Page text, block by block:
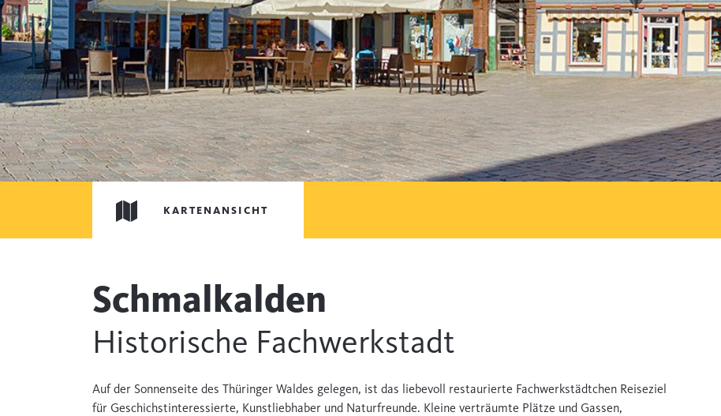
KARTENANSICHT
Schmalkalden
Historische Fachwerkstadt
Auf der Sonnenseite des Thüringer Waldes gelegen, ist das liebevoll restaurierte Fachwerkstädtchen Reiseziel
für Geschichstinteressierte, Kunstliebhaber und Naturfreunde. Kleine verträumte Plätze und Gassen,